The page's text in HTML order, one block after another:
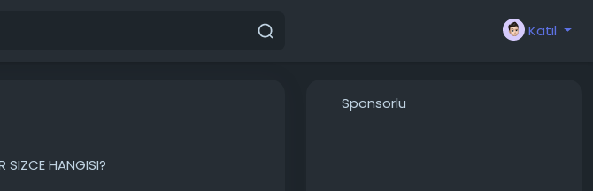
Katıl
SIZCE HANGISI?
Sponsorlu